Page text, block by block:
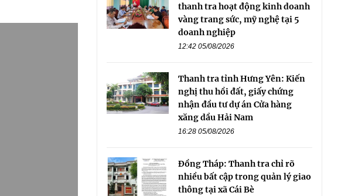
thanh tra hoạt động kinh doanh
vàng trang sức, mỹ nghệ tại 5
doanh nghiệp
12:42 05/08/2026
Thanh tra tỉnh Hưng Yên: Kiến
nghị thu hồi đất, giấy chứng
nhận đầu tư dự án Cửa hàng
xăng dầu Hải Nam
16:28 05/08/2026
Đồng Tháp: Thanh tra chỉ rõ
nhiều bất cập trong quản lý giao
thông tại xã Cái Bè